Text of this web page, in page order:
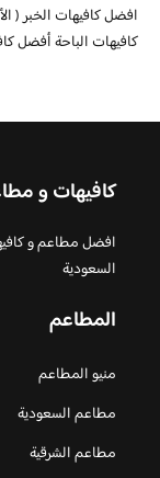
افضل كافيهات الخبر (
كافيهات الباحة أفضل
كافيهات و
افضل مطاعم و
السعودية
المطاعم
منيو المطاعم
مطاعم السعودية
مطاعم الشرقية